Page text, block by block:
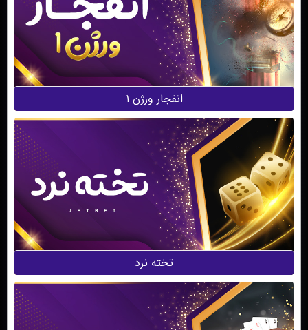
انفجار ورژن ۱
تخته نرد